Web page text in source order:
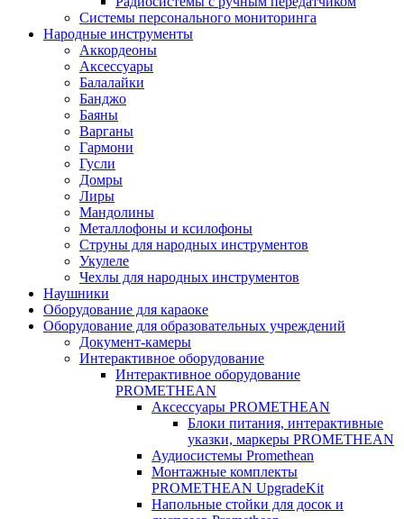
Системы персонального мониторинга
Народные инструменты
Аккордеоны
Аксессуары
Балалайки
Банджо
Баяны
Варганы
Гармони
Гусли
Домры
Лиры
Мандолины
Металлофоны и ксилофоны
Струны для народных инструментов
Укулеле
Чехлы для народных инструментов
Наушники
Оборудование для караоке
Оборудование для образовательных учреждений
Документ-камеры
Интерактивное оборудование
Интерактивное оборудование
PROMETHEAN
Аксессуары PROMETHEAN
Блоки питания, интерактивные
указки, маркеры PROMETHEAN
Аудиосистемы Promethean
Монтажные комплекты
PROMETHEAN UpgradeKit
Напольные стойки для досок и